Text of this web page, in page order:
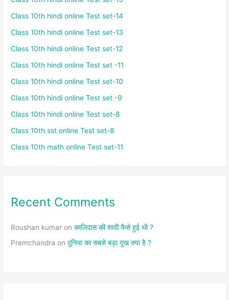
Class 10th hindi online Test set-14
Class 10th hindi online Test set-13
Class 10th hindi online Test set-12
Class 10th hindi online Test set -11
Class 10th hindi online Test set-10
Class 10th hindi online Test set -9
Class 10th hindi online Test set-8
Class 10th sst online Test set-8
Class 10th math online Test set-11
Recent Comments
Roushan kumar onकालिदास की शादी कैसे हुई थी ?
Premchandra onदुनिया का सबसे बड़ा दुख क्या है ?